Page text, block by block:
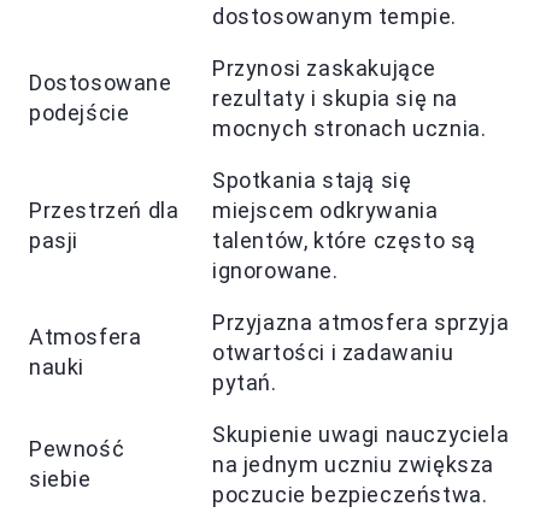
dostosowanym tempie.
Dostosowane
podejście
Przynosi zaskakujące
rezultaty i skupia się na
mocnych stronach ucznia.
Przestrzeń dla
pasji
Spotkania stają się
miejscem odkrywania
talentów, które często są
ignorowane.
Atmosfera
nauki
Przyjazna atmosfera sprzyja
otwartości i zadawaniu
pytań.
Pewność
siebie
Skupienie uwagi nauczyciela
na jednym uczniu zwiększa
poczucie bezpieczeństwa.